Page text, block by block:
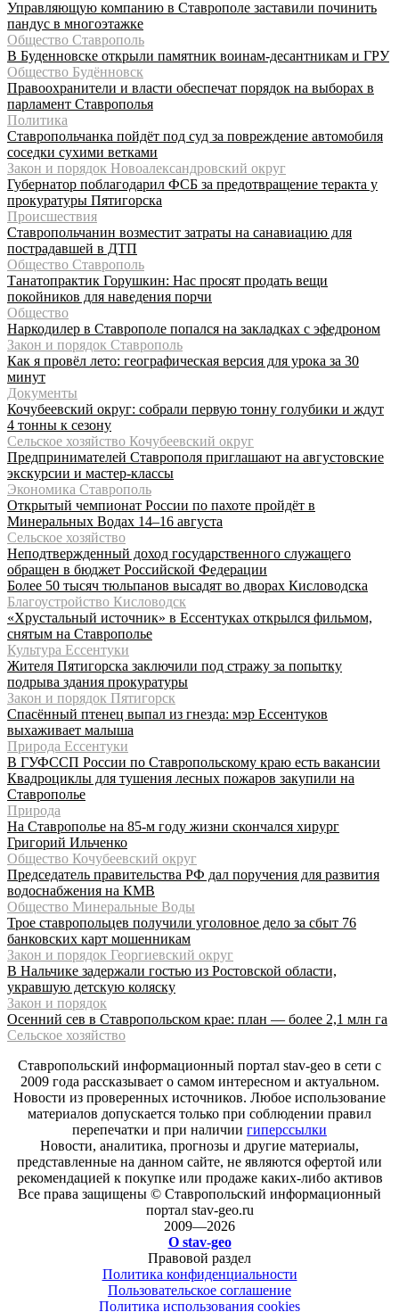
Управляющую компанию в Ставрополе заставили починить
пандус в многоэтажке
Общество Ставрополь
В Буденновске открыли памятник воинам-десантникам и ГРУ
Общество Будённовск
Правоохранители и власти обеспечат порядок на выборах в
парламент Ставрополья
Политика
Ставропольчанка пойдёт под суд за повреждение автомобиля
соседки сухими ветками
Закон и порядок Новоалександровский округ
Губернатор поблагодарил ФСБ за предотвращение теракта у
прокуратуры Пятигорска
Происшествия
Ставропольчанин возместит затраты на санавиацию для
пострадавшей в ДТП
Общество Ставрополь
Танатопрактик Горушкин: Нас просят продать вещи
покойников для наведения порчи
Общество
Наркодилер в Ставрополе попался на закладках с эфедроном
Закон и порядок Ставрополь
Как я провёл лето: географическая версия для урока за 30
минут
Документы
Кочубеевский округ: собрали первую тонну голубики и ждут
4 тонны к сезону
Сельское хозяйство Кочубеевский округ
Предпринимателей Ставрополя приглашают на августовские
экскурсии и мастер-классы
Экономика Ставрополь
Открытый чемпионат России по пахоте пройдёт в
Минеральных Водах 14–16 августа
Сельское хозяйство
Неподтвержденный доход государственного служащего
обращен в бюджет Российской Федерации
Более 50 тысяч тюльпанов высадят во дворах Кисловодска
Благоустройство Кисловодск
«Хрустальный источник» в Ессентуках открылся фильмом,
снятым на Ставрополье
Культура Ессентуки
Жителя Пятигорска заключили под стражу за попытку
подрыва здания прокуратуры
Закон и порядок Пятигорск
Спасённый птенец выпал из гнезда: мэр Ессентуков
выхаживает малыша
Природа Ессентуки
В ГУФССП России по Ставропольскому краю есть вакансии
Квадроциклы для тушения лесных пожаров закупили на
Ставрополье
Природа
На Ставрополье на 85-м году жизни скончался хирург
Григорий Ильченко
Общество Кочубеевский округ
Председатель правительства РФ дал поручения для развития
водоснабжения на КМВ
Общество Минеральные Воды
Трое ставропольцев получили уголовное дело за сбыт 76
банковских карт мошенникам
Закон и порядок Георгиевский округ
В Нальчике задержали гостью из Ростовской области,
укравшую детскую коляску
Закон и порядок
Осенний сев в Ставропольском крае: план — более 2,1 млн га
Сельское хозяйство
Ставропольский информационный портал stav-geo в сети с
2009 года рассказывает о самом интересном и актуальном.
Новости из проверенных источников. Любое использование
материалов допускается только при соблюдении правил
перепечатки и при наличии гиперссылки
Новости, аналитика, прогнозы и другие материалы,
представленные на данном сайте, не являются офертой или
рекомендацией к покупке или продаже каких-либо активов
Все права защищены © Ставропольский информационный
портал stav-geo.ru
2009—2026
О stav-geo
Правовой раздел
Политика конфиденциальности
Пользовательское соглашение
Политика использования cookies